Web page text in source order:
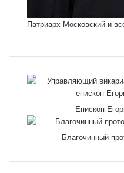
Патриарх Московский и
Епископ
Благочинный